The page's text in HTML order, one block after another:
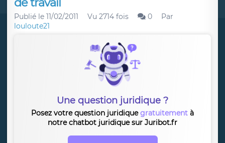
Publié le 11/02/2011 Vu 2714 fois 0
Par
louloute21
Une question juridique ?
Posez votre question juridiquegratuitement à
notre chatbot juridique sur Juribot.fr